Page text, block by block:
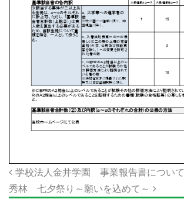
投
稿
学校法人金井学園 事業報告書について
秀林 七夕祭り～願いを込めて～